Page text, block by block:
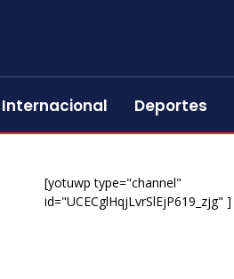
Internacional Deportes
[yotuwp type="channel"
id="UCECglHqjLvrSlEjP619_zjg" ]